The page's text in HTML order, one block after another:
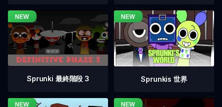
Sprunki 最終階段 3 Sprunkis 世界